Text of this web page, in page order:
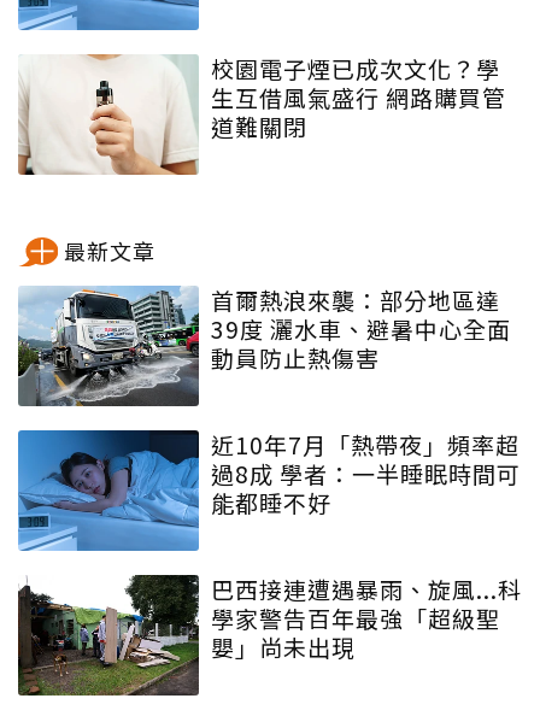
校園電子煙已成次文化？學
生互借風氣盛行 網路購買管
道難關閉
最新文章
首爾熱浪來襲：部分地區達
39度 灑水車、避暑中心全面
動員防止熱傷害
近10年7月「熱帶夜」頻率超
過8成 學者：一半睡眠時間可
能都睡不好
巴西接連遭遇暴雨、旋風...科
學家警告百年最強「超級聖
嬰」尚未出現